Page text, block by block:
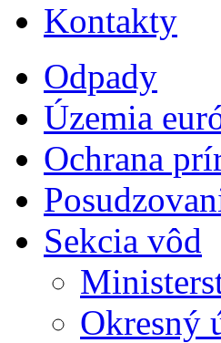
Kontakty
Odpady
Územia
Ochrana
Sekcia vôd
Okresný